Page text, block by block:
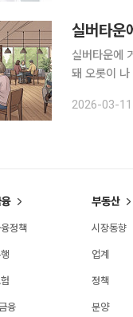
실버타운
실버타운에
돼 오롯이 나
(無)’가 주
2026-03-
정책
융
부동산
시장동향
업계
정책
분양